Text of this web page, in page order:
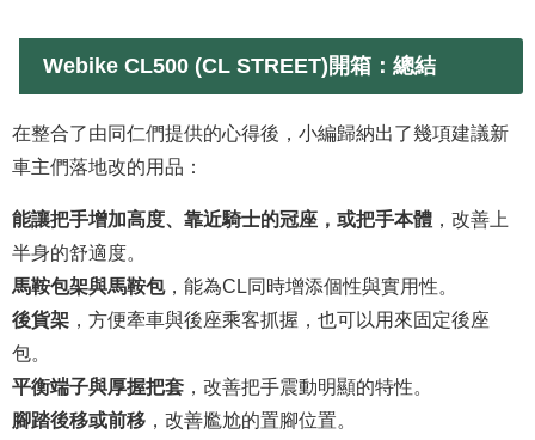
Webike CL500 (CL STREET)開箱： 總結
在整合了由同仁們提供的心得後，小編歸納出了幾項建議新
車主們落地改的用品：
能讓把手增加高度、靠近騎士的冠座，或把手本體 ，改善上
半身的舒適度。
馬鞍包架與馬鞍包，能為CL同時增添個性與實用性。
後貨架 ，方便牽車與後座乘客抓握，也可以用來固定後座
包。
平衡端子與厚握把套 ，改善把手震動明顯的特性。
腳踏後移或前移 ，改善尷尬的置腳位置。